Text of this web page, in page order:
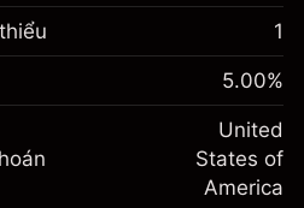
trợ qua
bộ giá
-0.02154
%
(-$4.31)
đòn bẩy ~
$20,000.00
tư
$1,000.00
-0.000682
%
(-$0.14)
1
5.00%
United
States of
America